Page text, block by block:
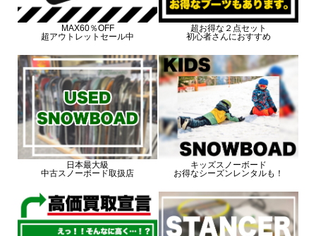
MAX60％OFF
超アウトレットセール中
超お得な２点セット
初心者さんにおすすめ
日本最大級
中古スノーボード取扱店
キッズスノーボード
お得なシーズンレンタルも！